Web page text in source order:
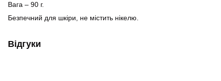
Вага – 90 г.
Безпечний для шкіри, не містить нікелю.
Відгуки